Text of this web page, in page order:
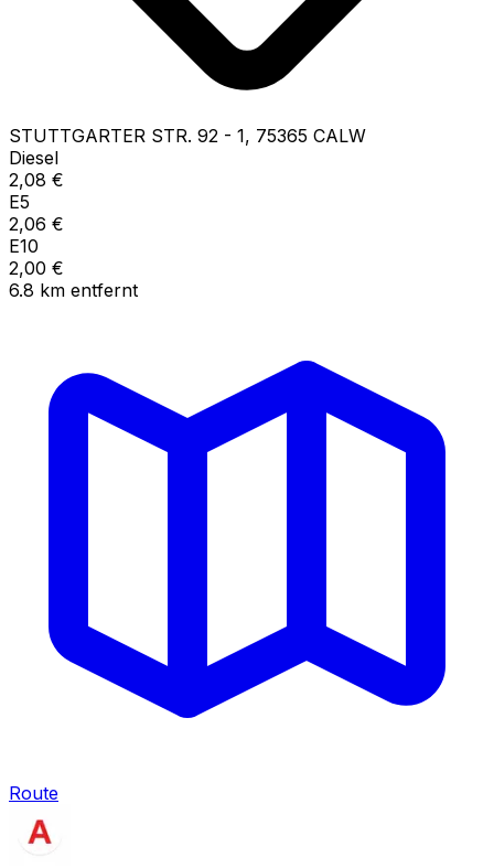
STUTTGARTER STR. 92 - 1, 75365 CALW
Diesel
2,08 €
E5
2,06 €
E10
2,00 €
6.8 km entfernt
Route